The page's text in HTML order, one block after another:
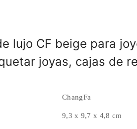
lujo CF beige para
joyas, cajas de
ChangFa
9,3 x 9,7 x 4,8 cm